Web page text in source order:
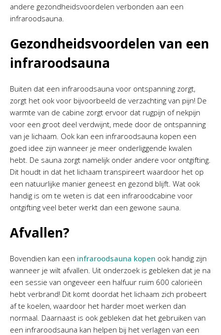
andere gezondheidsvoordelen verbonden aan een
infraroodsauna.
Gezondheidsvoordelen van een
infraroodsauna
Buiten dat een infraroodsauna voor ontspanning zorgt,
zorgt het ook voor bijvoorbeeld de verzachting van pijn! De
warmte van de cabine zorgt ervoor dat rugpijn of nekpijn
voor een groot deel verdwijnt, mede door de ontspanning
van je lichaam. Ook kan een infraroodsauna kopen een
goed idee zijn wanneer je meer onderliggende kwalen
hebt. De sauna zorgt namelijk onder andere voor ontgifting.
Dit houdt in dat het lichaam transpireert waardoor het op
een natuurlijke manier geneest en gezond blijft. Wat ook
handig is om te weten is dat een infraroodcabine voor
ontgifting veel beter werkt dan een gewone sauna.
Afvallen?
Bovendien kan een infraroodsauna kopen ook handig zijn
wanneer je wilt afvallen. Uit onderzoek is gebleken dat je na
een sessie van ongeveer een halfuur ruim 600 calorieën
hebt verbrand! Dit komt doordat het lichaam zich probeert
af te koelen, waardoor het harder moet werken dan
normaal. Daarnaast is ook gebleken dat het gebruiken van
een infraroodsauna kan helpen bij het verlagen van een